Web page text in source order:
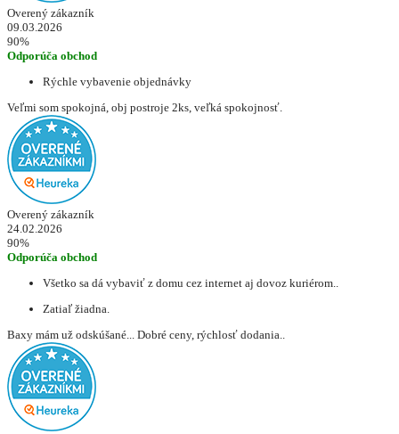
Overený zákazník
09.03.2026
90%
Odporúča obchod
Rýchle vybavenie objednávky
Veľmi som spokojná, obj postroje 2ks, veľká spokojnosť.
Overený zákazník
24.02.2026
90%
Odporúča obchod
Všetko sa dá vybaviť z domu cez internet aj dovoz kuriérom..
Zatiaľ žiadna.
Baxy mám už odskúšané... Dobré ceny, rýchlosť dodania..